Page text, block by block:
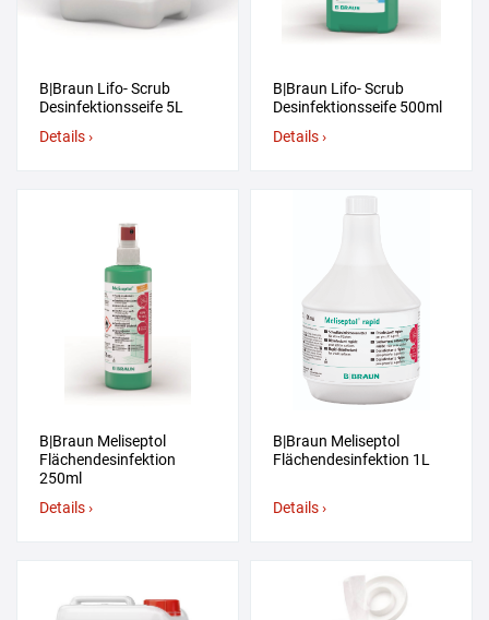
B|Braun Lifo- Scrub
Desinfektionsseife 5L
Details ›
B|Braun Lifo- Scrub
Desinfektionsseife 500ml
Details ›
B|Braun Meliseptol
Flächendesinfektion
250ml
Details ›
B|Braun Meliseptol
Flächendesinfektion 1L
Details ›